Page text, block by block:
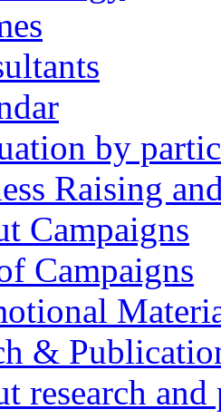
by
Raising
Campaigns
Campaigns
&
research